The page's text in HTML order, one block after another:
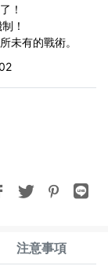
！
！
未有的戰術。
注意事項